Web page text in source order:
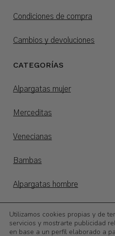
Condiciones de compra
Cambios y devoluciones
CATEGORÍAS
Alpargatas mujer
Merceditas
Venecianas
Bambas
Alpargatas hombre
Otoño/invierno
Utilizamos cookies propias y de
servicios y mostrarte publicidad
en base a un perfil elaborado a